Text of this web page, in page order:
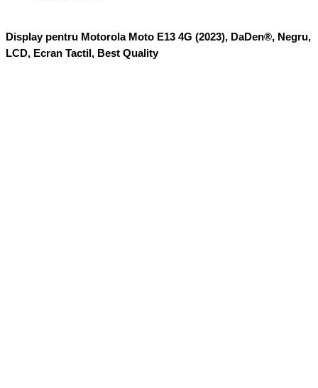
Display pentru Motorola Moto E13 4G (2023), DaDen®, Negru,
LCD, Ecran Tactil, Best Quality